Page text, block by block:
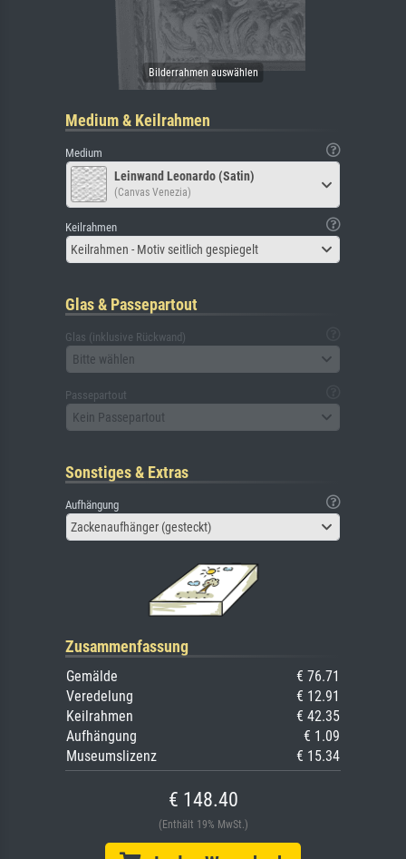
Medium & Keilrahmen
Medium
Leinwand Leonardo (Satin)
(Canvas Venezia)
Keilrahmen
Keilrahmen - Motiv seitlich gespiegelt
Glas & Passepartout
Glas (inklusive Rückwand)
Bitte wählen
Passepartout
Kein Passepartout
Sonstiges & Extras
Aufhängung
Zackenaufhänger (gesteckt)
Zusammenfassung
Gemälde
€ 76.71
Veredelung
€ 12.91
Keilrahmen
€ 42.35
Aufhängung
€ 1.09
Museumslizenz
€ 15.34
€ 148.40
(Enthält 19% MwSt.)